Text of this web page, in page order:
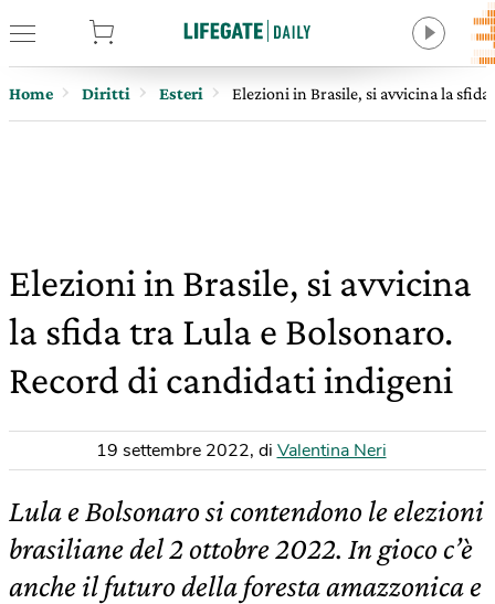
Home Diritti Esteri Elezioni in Brasile, si avvicina la
Elezioni in Brasile, si avvicina
la sfida tra Lula e Bolsonaro.
Record di candidati indigeni
19 settembre 2022, di Valentina Neri
Lula e Bolsonaro si contendono le elezioni
brasiliane del 2 ottobre 2022. In gioco c’è
anche il futuro della foresta amazzonica e